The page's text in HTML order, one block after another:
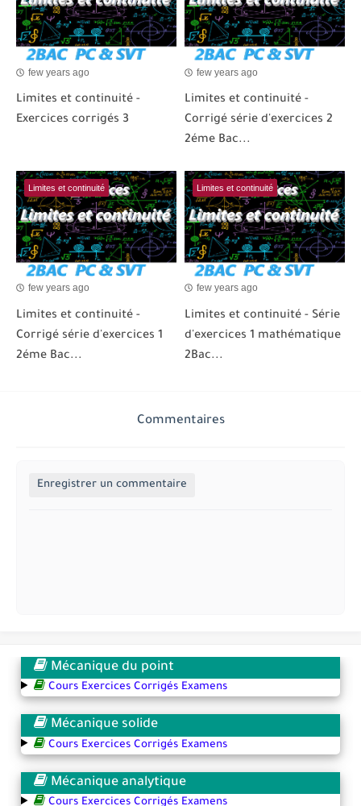
few years ago
Limites et continuité -
Exercices corrigés 3
few years ago
Limites et continuité -
Corrigé série d'exercices 2
2éme Bac...
Limites et continuité
few years ago
Limites et continuité -
Corrigé série d'exercices 1
2éme Bac...
Limites et continuité
few years ago
Limites et continuité - Série
d'exercices 1 mathématique
2Bac...
Commentaires
Enregistrer un commentaire
Mécanique du point
Cours Exercices Corrigés Examens
Mécanique solide
Cours Exercices Corrigés Examens
Mécanique analytique
Cours Exercices Corrigés Examens